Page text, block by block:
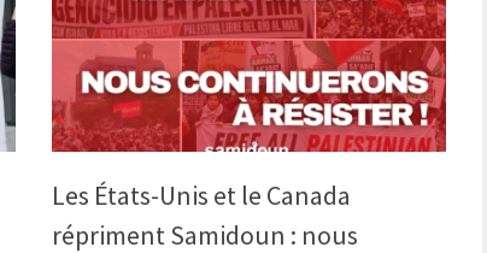
Les États-Unis et le Canada
répriment Samidoun : nous